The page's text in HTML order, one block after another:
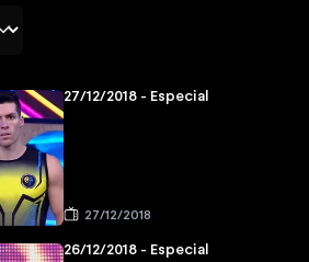
27/12/2018 - Especial
27/12/2018
26/12/2018 - Especial